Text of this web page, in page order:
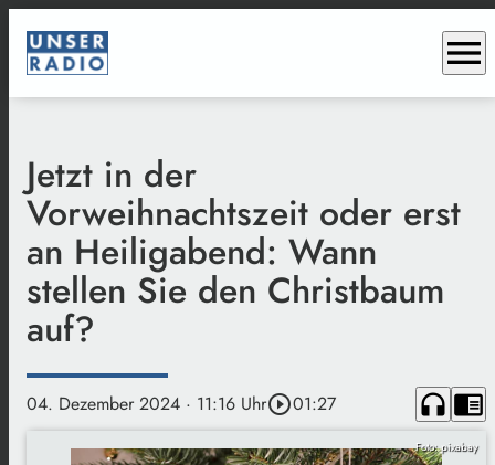
menu
Jetzt in der
Vorweihnachtszeit oder erst
an Heiligabend: Wann
stellen Sie den Christbaum
auf?
04. Dezember 2024 · 11:16 Uhrplay_circle_outline01:27 headphones chrome_reader_mode
Foto: pixabay